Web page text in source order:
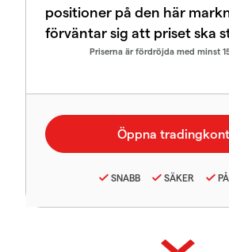
positioner på den här
förväntar sig att priset ska
Priserna är fördröjda med minst
SNABB SÄKER